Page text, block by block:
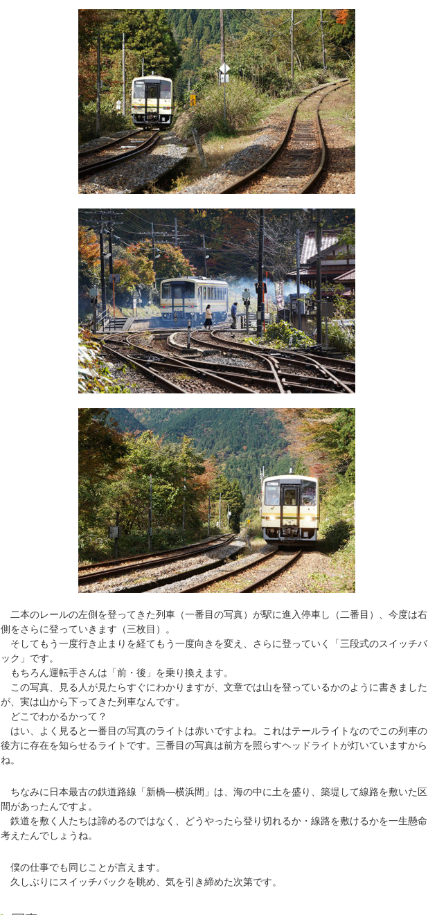
二本のレールの左側を登ってきた列車（一番目の写真）が駅に進入停車し（二番目）、今度は右
側をさらに登っていきます（三枚目）。
そしてもう一度行き止まりを経てもう一度向きを変え、さらに登っていく「三段式のスイッチバ
ック」です。
もちろん運転手さんは「前・後」を乗り換えます。
この写真、見る人が見たらすぐにわかりますが、文章では山を登っているかのように書きました
が、実は山から下ってきた列車なんです。
どこでわかるかって？
はい、よく見ると一番目の写真のライトは赤いですよね。これはテールライトなのでこの列車の
後方に存在を知らせるライトです。三番目の写真は前方を照らすヘッドライトが灯いていますから
ね。
ちなみに日本最古の鉄道路線「新橋―横浜間」は、海の中に土を盛り、築堤して線路を敷いた区
間があったんですよ。
鉄道を敷く人たちは諦めるのではなく、どうやったら登り切れるか・線路を敷けるかを一生懸命
考えたんでしょうね。
僕の仕事でも同じことが言えます。
久しぶりにスイッチバックを眺め、気を引き締めた次第です。